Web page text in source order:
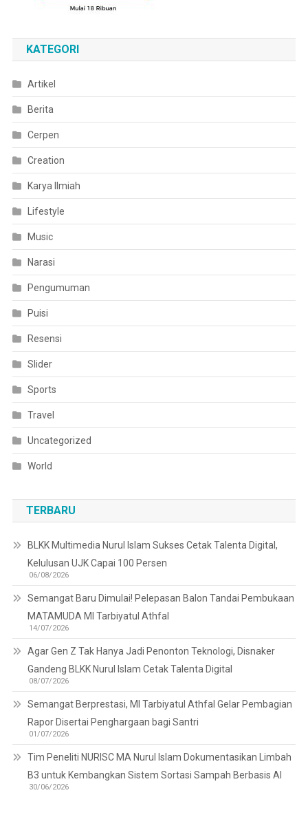
KATEGORI
Artikel
Berita
Cerpen
Creation
Karya Ilmiah
Lifestyle
Music
Narasi
Pengumuman
Puisi
Resensi
Slider
Sports
Travel
Uncategorized
World
TERBARU
BLKK Multimedia Nurul Islam Sukses Cetak Talenta Digital,
Kelulusan UJK Capai 100 Persen
06/08/2026
Semangat Baru Dimulai! Pelepasan Balon Tandai Pembukaan
MATAMUDA MI Tarbiyatul Athfal
14/07/2026
Agar Gen Z Tak Hanya Jadi Penonton Teknologi, Disnaker
Gandeng BLKK Nurul Islam Cetak Talenta Digital
08/07/2026
Semangat Berprestasi, MI Tarbiyatul Athfal Gelar Pembagian
Rapor Disertai Penghargaan bagi Santri
01/07/2026
Tim Peneliti NURISC MA Nurul Islam Dokumentasikan Limbah
B3 untuk Kembangkan Sistem Sortasi Sampah Berbasis AI
30/06/2026